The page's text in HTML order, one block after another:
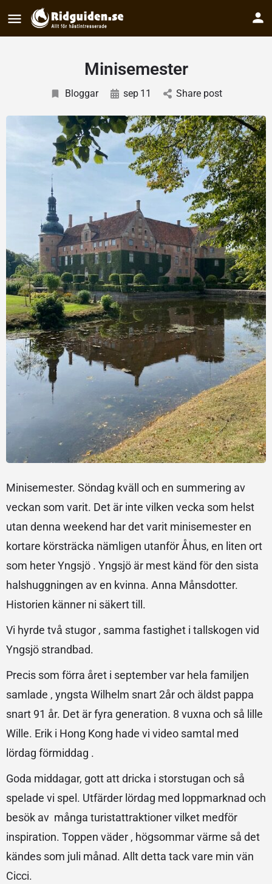
Minisemester
Bloggar sep 11 Share post
Minisemester. Söndag kväll och en summering av
veckan som varit. Det är inte vilken vecka som helst
utan denna weekend har det varit minisemester en
kortare körsträcka nämligen utanför Åhus, en liten ort
som heter Yngsjö . Yngsjö är mest känd för den sista
halshuggningen av en kvinna. Anna Månsdotter.
Historien känner ni säkert till.
Vi hyrde två stugor , samma fastighet i tallskogen vid
Yngsjö strandbad.
Precis som förra året i september var hela familjen
samlade , yngsta Wilhelm snart 2år och äldst pappa
snart 91 år. Det är fyra generation. 8 vuxna och så lille
Wille. Erik i Hong Kong hade vi video samtal med
lördag förmiddag .
Goda middagar, gott att dricka i storstugan och så
spelade vi spel. Utfärder lördag med loppmarknad och
besök av många turistattraktioner vilket medför
inspiration. Toppen väder , högsommar värme så det
kändes som juli månad. Allt detta tack vare min vän
Cicci.